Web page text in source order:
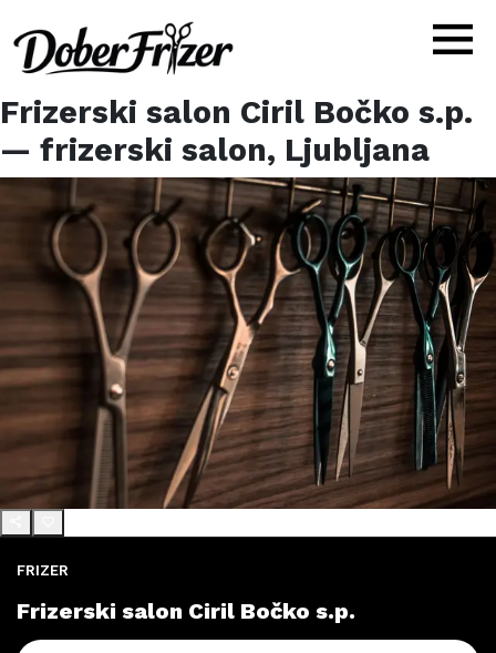
Frizerski salon Ciril Bočko s.p.
— frizerski salon, Ljubljana
FRIZER
Frizerski salon Ciril Bočko s.p.